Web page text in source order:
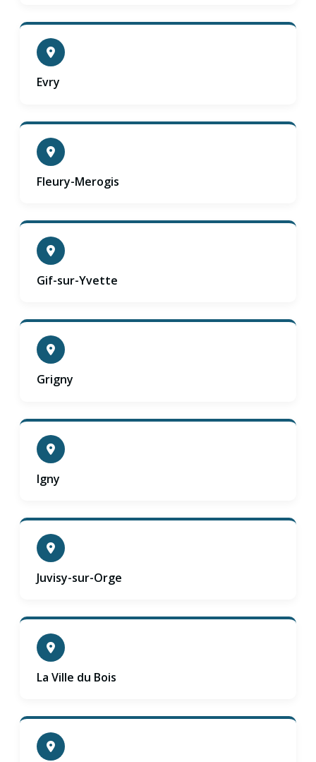
Evry
Fleury-Merogis
Gif-sur-Yvette
Grigny
Igny
Juvisy-sur-Orge
La Ville du Bois